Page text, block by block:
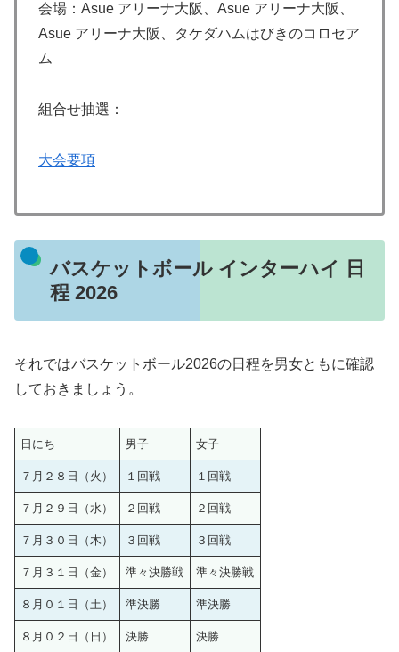
会場：Asue アリーナ大阪、Asue アリーナ大阪、
Asue アリーナ大阪、タケダハムはびきのコロセア
ム
組合せ抽選：
大会要項
バスケットボール インターハイ 日
程 2026
それではバスケットボール2026の日程を男女ともに確認
しておきましょう。
日にち 男子 女子
７月２８日（火） １回戦 １回戦
７月２９日（水） ２回戦 ２回戦
７月３０日（木） ３回戦 ３回戦
７月３１日（金） 準々決勝戦 準々決勝戦
８月０１日（土） 準決勝 準決勝
８月０２日（日） 決勝 決勝